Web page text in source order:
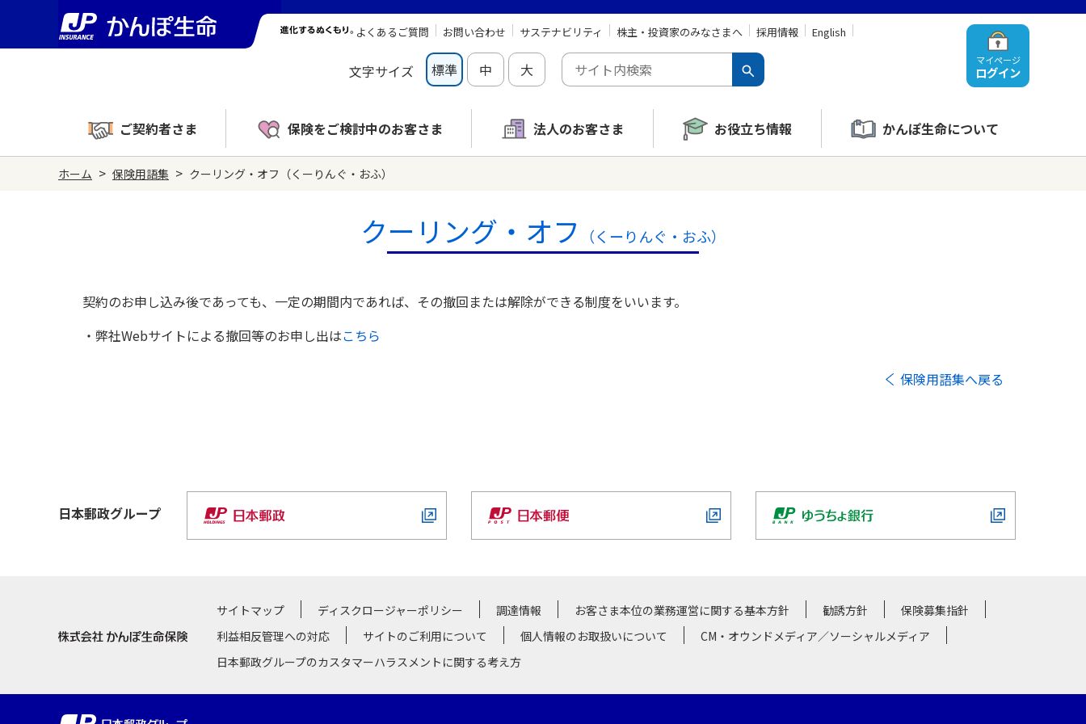
マイページ
ログイン
よくあるご質問 お問い合わせ サステナビリティ 株主・投資家のみなさまへ 採用情報 English
文字サイズ 標準 中 大
ご契約者さま 保険をご検討中のお客さま 法人のお客さま お役立ち情報 かんぽ生命について
ホーム > 保険用語集 > クーリング・オフ（くーりんぐ・おふ）
クーリング・オフ （くーりんぐ・おふ）
契約のお申し込み後であっても、一定の期間内であれば、その撤回または解除ができる制度をいいます。
・弊社Webサイトによる撤回等のお申し出はこちら
保険用語集へ戻る
日本郵政グループ
サイトマップ ディスクロージャーポリシー 調達情報 お客さま本位の業務運営に関する基本方針 勧誘方針
保険募集指針
利益相反管理への対応
サイトのご利用について 個人情報のお取扱いについて
CM・オウンドメディア／ソーシャルメディア
日本郵政グループのカスタマーハラスメントに関する考え方